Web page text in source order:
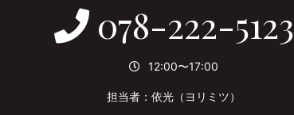
078-222-5123
12:00〜17:00
担当者：依光（ヨリミツ）